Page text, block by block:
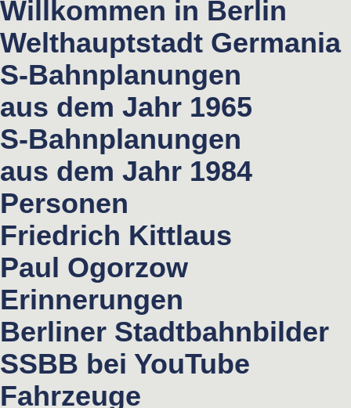
Willkommen in Berlin
Welthauptstadt Germania
S-Bahnplanungen
aus dem Jahr 1965
S-Bahnplanungen
aus dem Jahr 1984
Personen
Friedrich Kittlaus
Paul Ogorzow
Erinnerungen
Berliner Stadtbahnbilder
SSBB bei YouTube
Fahrzeuge